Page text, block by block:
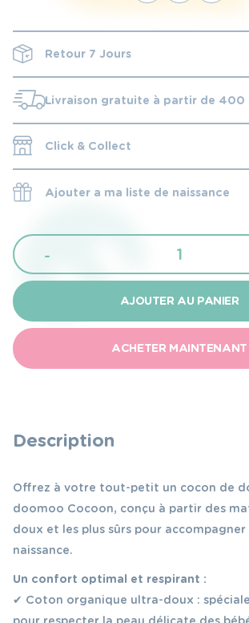
Retour 7 Jours
Livraison gratuite à partir de 400
Click & Collect
Ajouter a ma liste de naissance
-
quantité
de
Doomoo
réducteur
de
lit
AJOUTER AU PANIER
ACHETER MAINTENANT
Description
Offrez à votre tout-petit un cocon de
doomoo Cocoon, conçu à partir des
doux et les plus sûrs pour accompagner
naissance.
Un confort optimal et respirant :
✔ Coton organique ultra-doux :